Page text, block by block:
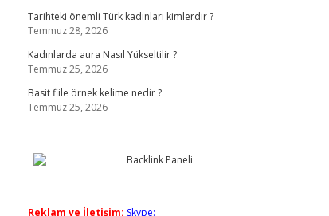
Tarihteki önemli Türk kadınları kimlerdir ?
Temmuz 28, 2026
Kadınlarda aura Nasıl Yükseltilir ?
Temmuz 25, 2026
Basit fiile örnek kelime nedir ?
Temmuz 25, 2026
Reklam ve İletişim: Skype: